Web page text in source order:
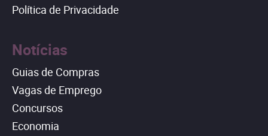
Política de Privacidade
Notícias
Guias de Compras
Vagas de Emprego
Concursos
Economia